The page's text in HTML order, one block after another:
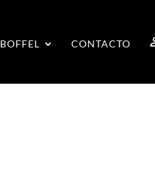
BOFFEL CONTACTO